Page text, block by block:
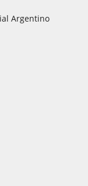
Argentino